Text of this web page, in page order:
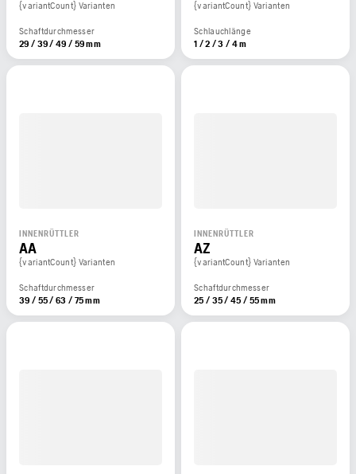
{variantCount} Varianten
Schaftdurchmesser
29 / 39 / 49 / 59 mm
{variantCount} Varianten
Schlauchlänge
1 / 2 / 3 / 4 m
INNENRÜTTLER
AA
{variantCount} Varianten
Schaftdurchmesser
39 / 55 / 63 / 75 mm
INNENRÜTTLER
AZ
{variantCount} Varianten
Schaftdurchmesser
25 / 35 / 45 / 55 mm